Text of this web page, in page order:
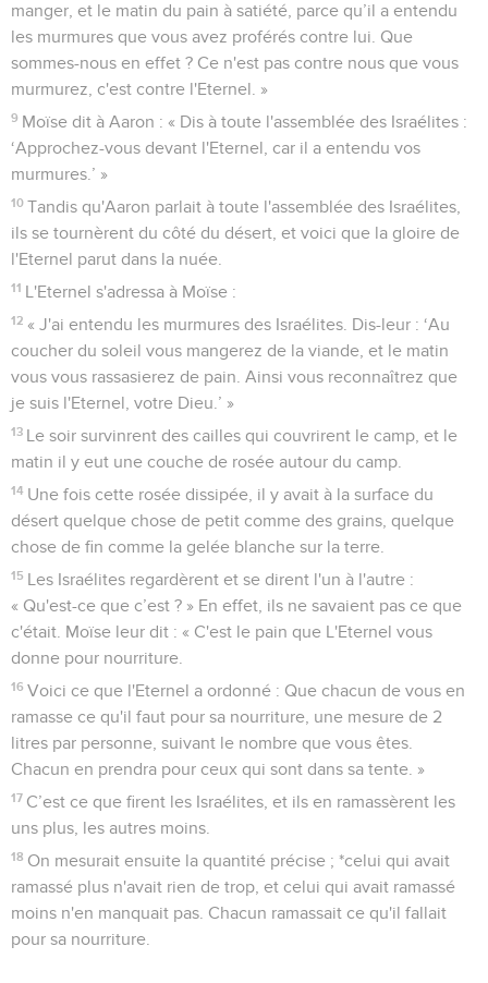
manger, et le matin du pain à satiété, parce qu’il a entendu
les murmures que vous avez proférés contre lui. Que
sommes-nous en effet ? Ce n'est pas contre nous que vous
murmurez, c'est contre l'Eternel. »
9 Moïse dit à Aaron : « Dis à toute l'assemblée des Israélites :
‘Approchez-vous devant l'Eternel, car il a entendu vos
murmures.’ »
10 Tandis qu'Aaron parlait à toute l'assemblée des Israélites,
ils se tournèrent du côté du désert, et voici que la gloire de
l'Eternel parut dans la nuée.
11 L'Eternel s'adressa à Moïse :
12 « J'ai entendu les murmures des Israélites. Dis-leur : ‘Au
coucher du soleil vous mangerez de la viande, et le matin
vous vous rassasierez de pain. Ainsi vous reconnaîtrez que
je suis l'Eternel, votre Dieu.’ »
13 Le soir survinrent des cailles qui couvrirent le camp, et le
matin il y eut une couche de rosée autour du camp.
14 Une fois cette rosée dissipée, il y avait à la surface du
désert quelque chose de petit comme des grains, quelque
chose de fin comme la gelée blanche sur la terre.
15 Les Israélites regardèrent et se dirent l'un à l'autre :
« Qu'est-ce que c’est ? » En effet, ils ne savaient pas ce que
c'était. Moïse leur dit : « C'est le pain que L'Eternel vous
donne pour nourriture.
16 Voici ce que l'Eternel a ordonné : Que chacun de vous en
ramasse ce qu'il faut pour sa nourriture, une mesure de 2
litres par personne, suivant le nombre que vous êtes.
Chacun en prendra pour ceux qui sont dans sa tente. »
17 C’est ce que firent les Israélites, et ils en ramassèrent les
uns plus, les autres moins.
18 On mesurait ensuite la quantité précise ; *celui qui avait
ramassé plus n'avait rien de trop, et celui qui avait ramassé
moins n'en manquait pas. Chacun ramassait ce qu'il fallait
pour sa nourriture.